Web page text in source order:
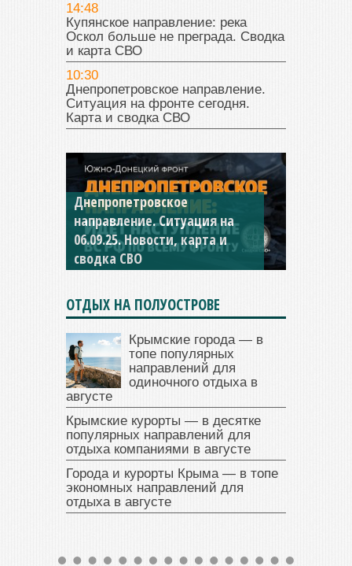
14:48
Купянское направление: река
Оскол больше не преграда. Сводка
и карта СВО
10:30
Днепропетровское направление.
Ситуация на фронте сегодня.
Карта и сводка СВО
Днепропетровское
направление. Ситуация на
06.09.25. Новости, карта и
сводка СВО
Константиновское
направление. Ситуация на
04.09.25 Новости, карта и
сводка СВО
ОТДЫХ НА ПОЛУОСТРОВЕ
Крымские города — в
топе популярных
направлений для
одиночного отдыха в
августе
Крымские курорты — в десятке
популярных направлений для
отдыха компаниями в августе
Города и курорты Крыма — в топе
экономных направлений для
отдыха в августе